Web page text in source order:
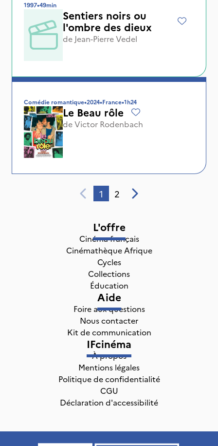
1997•49min
Sentiers noirs ou
l'ombre des dieux
de Jean-Pierre Vedel
Comédie romantique•2024•France•1h24
Le Beau rôle
deVictor Rodenbach
1 2
L'offre
Cinéma français
Cinémathèque Afrique
Cycles
Collections
Éducation
Aide
Foire aux questions
Nous contacter
Kit de communication
IFcinéma
À propos
Mentions légales
Politique de confidentialité
CGU
Déclaration d'accessibilité